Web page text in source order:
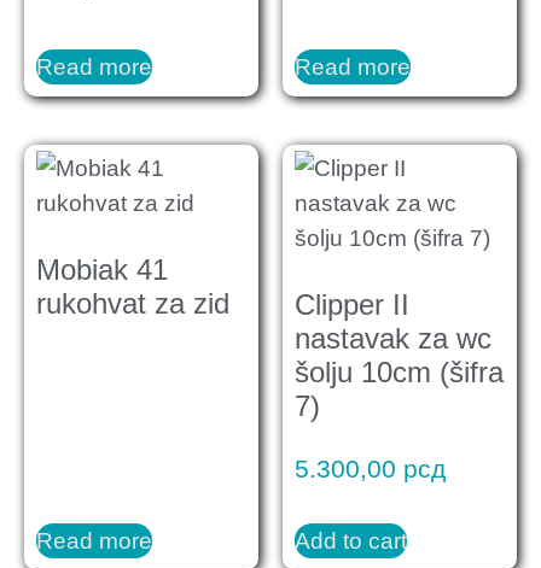
Read more Read more
Mobiak 41
rukohvat za zid
Read more
Clipper II
nastavak za wc
šolju 10cm (šifra
7)
5.300,00 рсд
Add to cart